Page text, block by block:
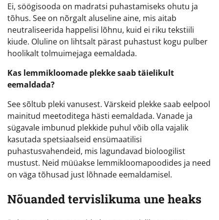
Ei, söögisooda on madratsi puhastamiseks ohutu ja
tõhus. See on nõrgalt aluseline aine, mis aitab
neutraliseerida happelisi lõhnu, kuid ei riku tekstiili
kiude. Oluline on lihtsalt pärast puhastust kogu pulber
hoolikalt tolmuimejaga eemaldada.
Kas lemmikloomade plekke saab täielikult
eemaldada?
See sõltub pleki vanusest. Värskeid plekke saab eelpool
mainitud meetoditega hästi eemaldada. Vanade ja
sügavale imbunud plekkide puhul võib olla vajalik
kasutada spetsiaalseid ensümaatilisi
puhastusvahendeid, mis lagundavad bioloogilist
mustust. Neid müüakse lemmikloomapoodides ja need
on väga tõhusad just lõhnade eemaldamisel.
Nõuanded tervislikuma une heaks